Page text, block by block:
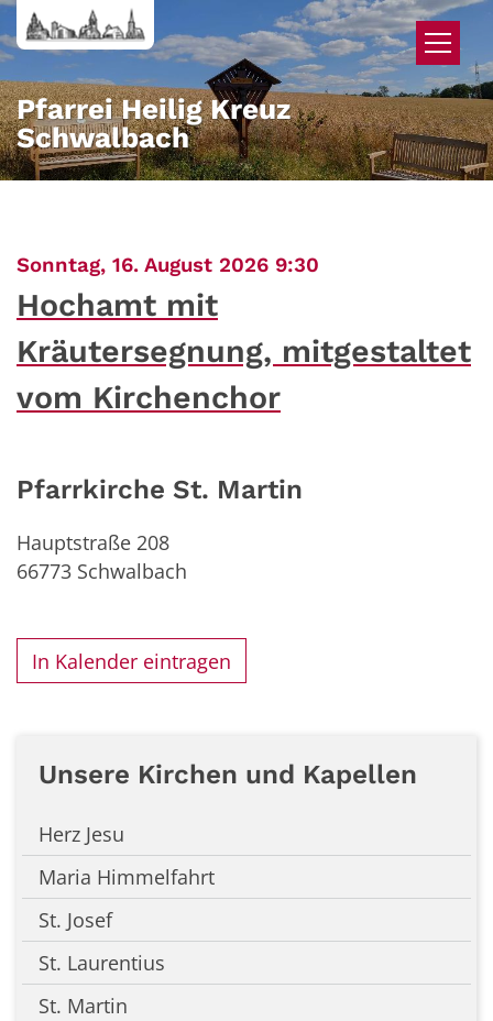
Zum Inhalt springen
Pfarrei Heilig Kreuz
Schwalbach
Sonntag, 16. August 2026 9:30
Hochamt mit
Kräutersegnung, mitgestaltet
vom Kirchenchor
Pfarrkirche St. Martin
Hauptstraße 208
66773 Schwalbach
In Kalender eintragen
Unsere Kirchen und Kapellen
Herz Jesu
Maria Himmelfahrt
St. Josef
St. Laurentius
St. Martin